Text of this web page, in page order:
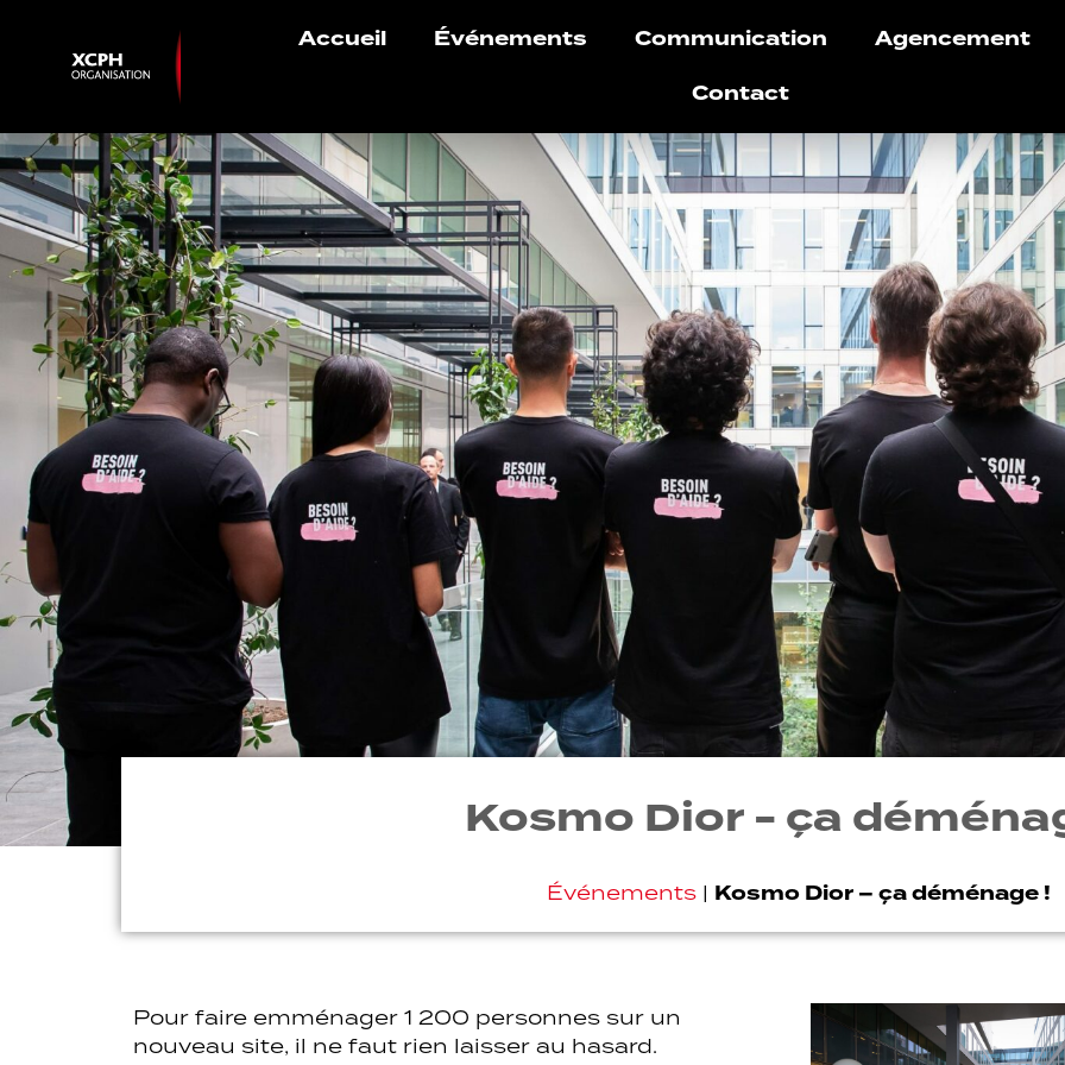
Accueil Événements Communication
Agencement
Contact
Kosmo Dior - ça
Événements | Kosmo Dior – ça déménage !
Pour faire emménager 1 200 personnes sur un
nouveau site, il ne faut rien laisser au hasard.